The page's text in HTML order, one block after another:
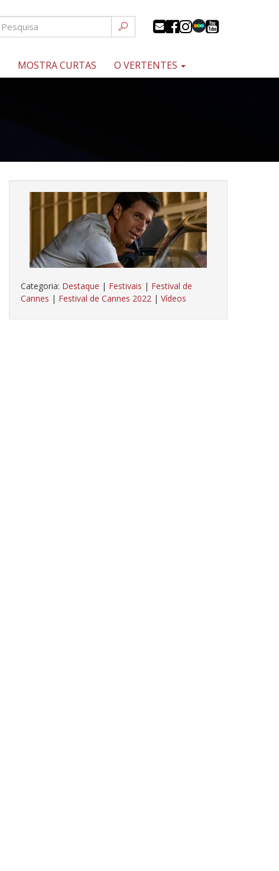
MOSTRA CURTAS O VERTENTES
Categoria: Destaque | Festivais | Festival de
Cannes | Festival de Cannes 2022 | Vídeos